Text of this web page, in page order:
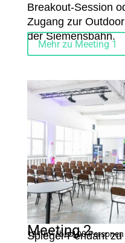
Breakout-Session
Zugang zur
der Siemensbahn.
Mehr zu Meeting 1
Meeting 2
121 m² | bis 100
Spiegel-Pendant